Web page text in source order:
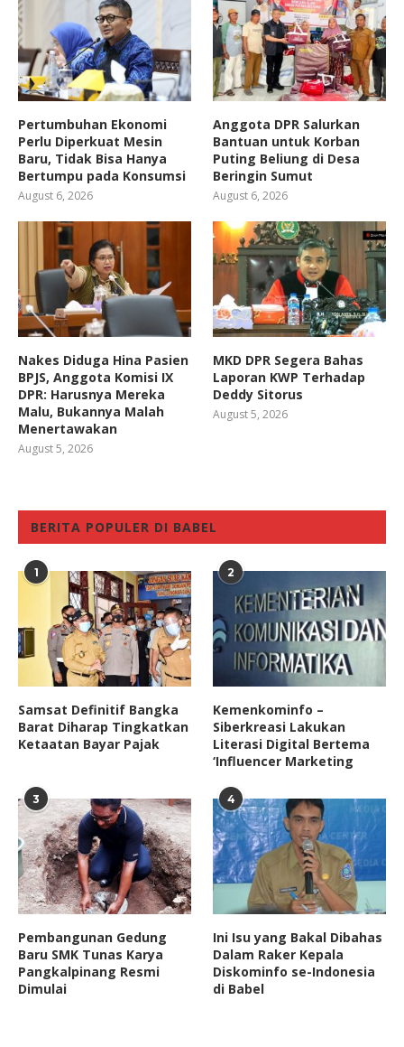
Pertumbuhan Ekonomi
Perlu Diperkuat Mesin
Baru, Tidak Bisa Hanya
Bertumpu pada Konsumsi
August 6, 2026
Anggota DPR Salurkan
Bantuan untuk Korban
Puting Beliung di Desa
Beringin Sumut
August 6, 2026
Nakes Diduga Hina Pasien
BPJS, Anggota Komisi IX
DPR: Harusnya Mereka
Malu, Bukannya Malah
Menertawakan
August 5, 2026
MKD DPR Segera Bahas
Laporan KWP Terhadap
Deddy Sitorus
August 5, 2026
BERITA POPULER DI BABEL
1
Samsat Definitif Bangka
Barat Diharap Tingkatkan
Ketaatan Bayar Pajak
2
Kemenkominfo –
Siberkreasi Lakukan
Literasi Digital Bertema
‘Influencer Marketing
3
Pembangunan Gedung
Baru SMK Tunas Karya
Pangkalpinang Resmi
Dimulai
4
Ini Isu yang Bakal Dibahas
Dalam Raker Kepala
Diskominfo se-Indonesia
di Babel